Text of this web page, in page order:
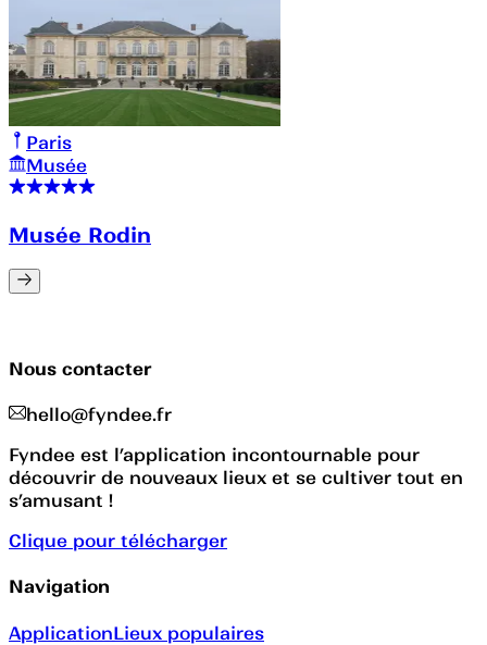
Paris
Musée
Musée Rodin
Nous contacter
hello@fyndee.fr
Fyndee est l’application incontournable pour
découvrir de nouveaux lieux et se cultiver tout en
s’amusant !
Clique pour télécharger
Navigation
ApplicationLieux populaires